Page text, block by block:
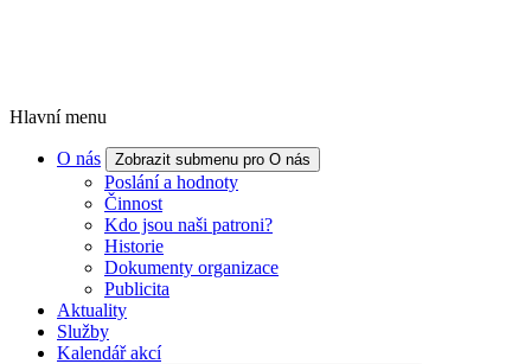
Hlavní menu
O nás Zobrazit submenu pro O nás
Poslání a hodnoty
Činnost
Kdo jsou naši patroni?
Historie
Dokumenty organizace
Publicita
Aktuality
Služby
Kalendář akcí